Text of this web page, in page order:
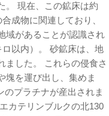
。 現在、この鉱床は約
成物に関連しており、
域があることが認識され
以内）。 砂鉱床は、地
ました。 これらの侵食さ
塊を運び出し、集めま
のプラチナが産出されま
カテリンブルクの北130